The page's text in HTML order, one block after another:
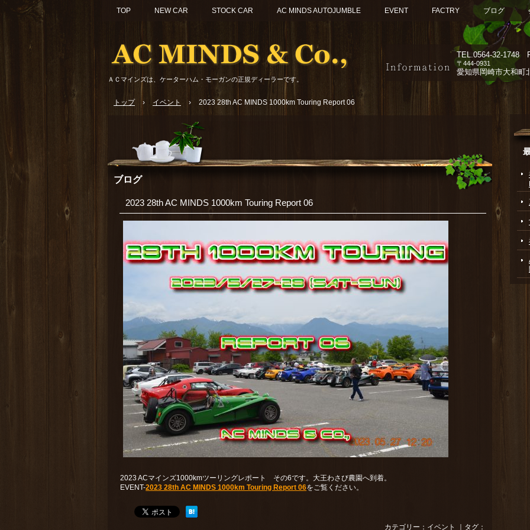
ＡＣマインズは、ケーターハム・モーガンの正規ディーラーです。
TEL.0564-32-1748
〒444-0931
愛知県岡崎市大和町
TOP NEW CAR STOCK CAR AC MINDS AUTOJUMBLE EVENT FACTRY ブログ
トップ › イベント › 2023 28th AC MINDS 1000km Touring Report 06
ブログ
2023 28th AC MINDS 1000km Touring Report 06
2023 ACマインズ1000kmツーリングレポート その6です。大王わさび農園へ到着。
EVENT-2023 28th AC MINDS 1000km Touring Report 06をご覧ください。
カテゴリー： イベント ｜タグ：